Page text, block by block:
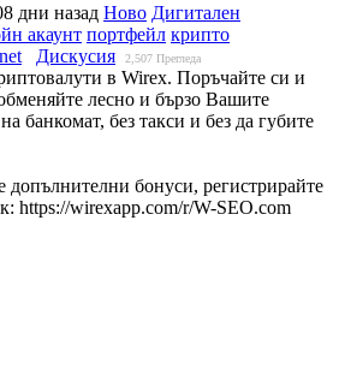
дни назад Ново Дигитален
акаунт портфейл крипто
Дискусия 2,507 Прегледа
в Wirex. Поръчайте си и
лесно и бързо Вашите
банкомат, без такси и без да губите
допълнителни бонуси, регистрирайте
https://wirexapp.com/r/W-SEO.com